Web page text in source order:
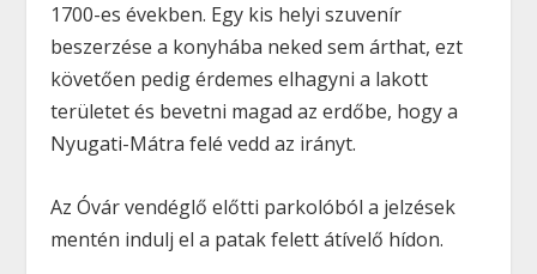
1700-es években. Egy kis helyi szuvenír
beszerzése a konyhába neked sem árthat, ezt
követően pedig érdemes elhagyni a lakott
területet és bevetni magad az erdőbe, hogy a
Nyugati-Mátra felé vedd az irányt.
Az Óvár vendéglő előtti parkolóból a jelzések
mentén indulj el a patak felett átívelő hídon.